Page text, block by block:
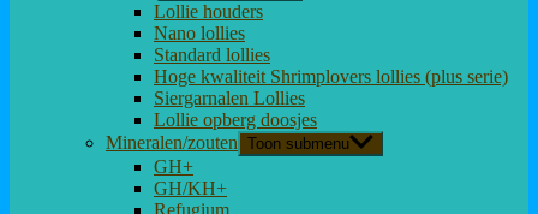
Lollie houders
Nano lollies
Standard lollies
Hoge kwaliteit Shrimplovers lollies (plus serie)
Siergarnalen Lollies
Lollie opberg doosjes
Mineralen/zouten Toon submenu
GH+
GH/KH+
Refugium